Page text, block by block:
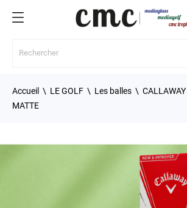
Accueil LE GOLF Les balles
MATTE